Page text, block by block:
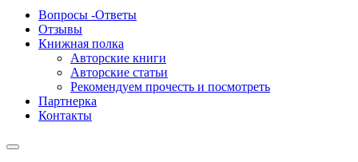
Вопросы -Ответы
Отзывы
Книжная полка
Авторские книги
Авторские статьи
Рекомендуем прочесть и посмотреть
Партнерка
Контакты